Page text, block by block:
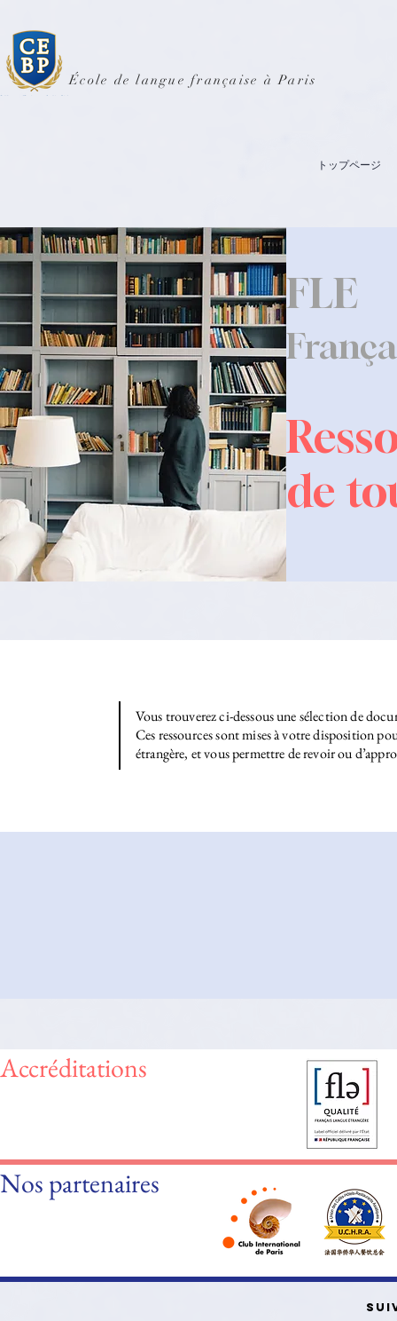
École de langue française à Paris
トップページ
FLE
de
Vous trouverez ci-dessous une sélection de
Ces ressources sont mises à votre disposition
étrangère, et vous permettre de revoir ou
Accréditations
Nos partenaires